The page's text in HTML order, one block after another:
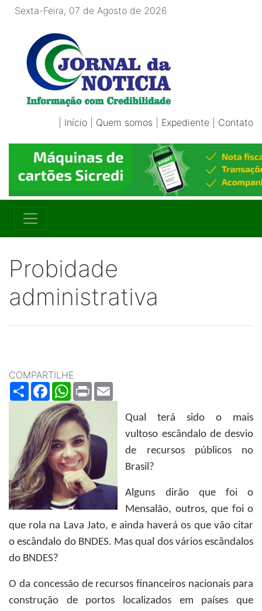
Sexta-Feira, 07 de Agosto de 2026
Início Quem somos Expediente Contato
Probidade
administrativa
COMPARTILHE
ShareFacebookWhatsApp
Print
Qual terá sido o mais
vultoso escândalo de desvio
de recursos públicos no
Brasil?
Alguns dirão que foi o
Mensalão, outros, que foi o
que rola na Lava Jato, e ainda haverá os que vão citar
o escândalo do BNDES. Mas qual dos vários escândalos
do BNDES?
O da concessão de recursos financeiros nacionais para
construção de portos localizados em países que